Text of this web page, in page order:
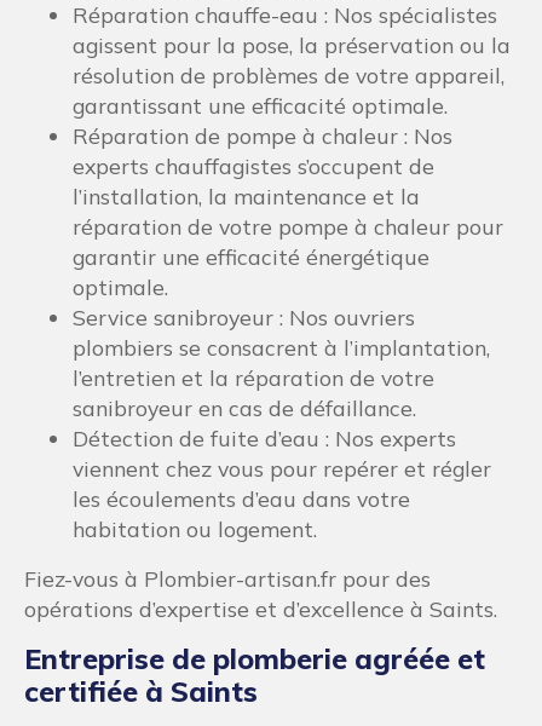
Réparation chauffe-eau : Nos spécialistes
agissent pour la pose, la préservation ou la
résolution de problèmes de votre appareil,
garantissant une efficacité optimale.
Réparation de pompe à chaleur : Nos
experts chauffagistes s’occupent de
l’installation, la maintenance et la
réparation de votre pompe à chaleur pour
garantir une efficacité énergétique
optimale.
Service sanibroyeur : Nos ouvriers
plombiers se consacrent à l’implantation,
l’entretien et la réparation de votre
sanibroyeur en cas de défaillance.
Détection de fuite d’eau : Nos experts
viennent chez vous pour repérer et régler
les écoulements d’eau dans votre
habitation ou logement.
Fiez-vous à Plombier-artisan.fr pour des
opérations d’expertise et d’excellence à Saints.
Entreprise de plomberie agréée et
certifiée à Saints